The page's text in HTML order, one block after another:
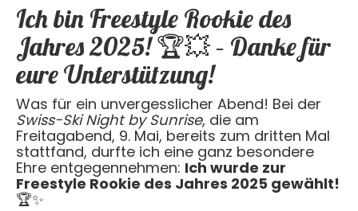
Ich bin Freestyle Rookie des
Jahres 2025! 🏆💥 – Danke für
eure Unterstützung!
Was für ein unvergesslicher Abend! Bei der
Swiss-Ski Night by Sunrise, die am
Freitagabend, 9. Mai, bereits zum dritten Mal
stattfand, durfte ich eine ganz besondere
Ehre entgegennehmen: Ich wurde zur
Freestyle Rookie des Jahres 2025 gewählt!
🏆✨